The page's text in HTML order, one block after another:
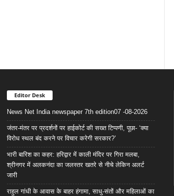
Editor Desk
News Net India newspaper 7th edition07 -08-2026
जंतर-मंतर पर प्रदर्शनों पर हाईकोर्ट की सख्त टिप्पणी, पूछा- ‘क्या
विरोध स्थल बंद करने पर विचार करेगी सरकार?’
भारी बारिश का कहर: हरिद्वार में काली मंदिर पर गिरा मलबा,
श्रीनगर में अलकनंदा का जलस्तर खतरे से नीचे लेकिन अलर्ट
जारी
राहुल गांधी के आवास के बाहर हंगामा, साधु-संतों और महिलाओं का